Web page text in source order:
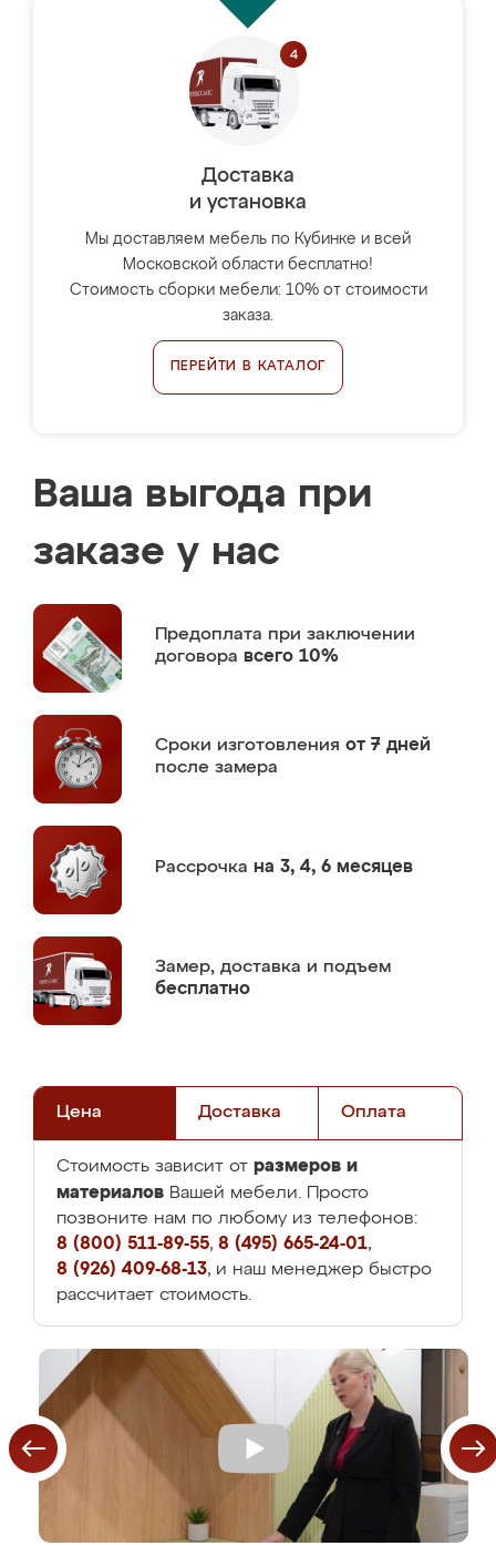
Доставка
и установка
Мы доставляем мебель по Кубинке и всей
Московской области бесплатно!
Стоимость сборки мебели: 10% от стоимости
заказа.
ПЕРЕЙТИ В КАТАЛОГ
Ваша выгода при
заказе у нас
Предоплата при заключении
договора всего 10%
Сроки изготовления от 7 дней
после замера
Рассрочка на 3, 4, 6 месяцев
Замер, доставка и подъем
бесплатно
Цена Доставка Оплата
Стоимость зависит от размеров и
материалов Вашей мебели. Просто
позвоните нам по любому из телефонов:
8 (800) 511-89-55, 8 (495) 665-24-01,
8 (926) 409-68-13, и наш менеджер быстро
рассчитает стоимость.